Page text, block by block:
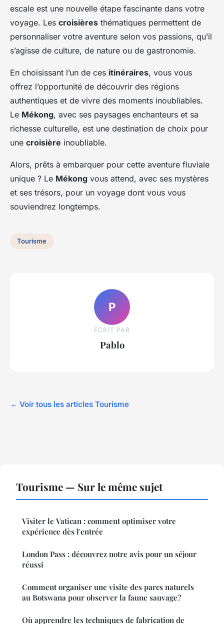
escale est une nouvelle étape fascinante dans votre
voyage. Les croisières thématiques permettent de
personnaliser votre aventure selon vos passions, qu’il
s’agisse de culture, de nature ou de gastronomie.
En choisissant l’un de ces itinéraires, vous vous
offrez l’opportunité de découvrir des régions
authentiques et de vivre des moments inoubliables.
Le Mékong, avec ses paysages enchanteurs et sa
richesse culturelle, est une destination de choix pour
une croisière inoubliable.
Alors, prêts à embarquer pour cette aventure fluviale
unique ? Le Mékong vous attend, avec ses mystères
et ses trésors, pour un voyage dont vous vous
souviendrez longtemps.
Tourisme
P
ECRIT PAR
Pablo
← Voir tous les articles Tourisme
Tourisme — Sur le même sujet
Visiter le Vatican : comment optimiser votre
expérience dès l'entrée
London Pass : découvrez notre avis pour un séjour
réussi
Comment organiser une visite des parcs naturels
au Botswana pour observer la faune sauvage?
Où apprendre les techniques de fabrication de